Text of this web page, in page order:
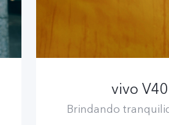
vivo
Brindando